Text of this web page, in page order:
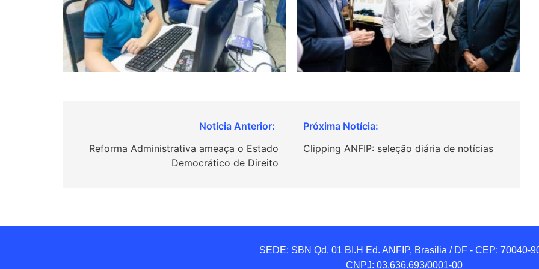
deReforma Administrativa ameaça o Estado
Democrático de Direito
Clipping ANFIP: seleção diária de notícias
SEDE: SBN Qd. 01 BI.H Ed. ANFIP, Brasilia / DF - CEP: 70040-
CNPJ: 03.636.693/0001-00